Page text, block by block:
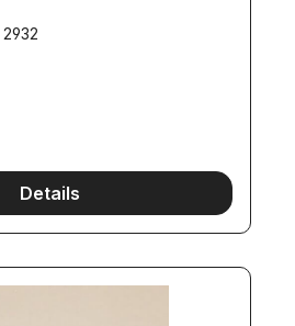
2932
Details